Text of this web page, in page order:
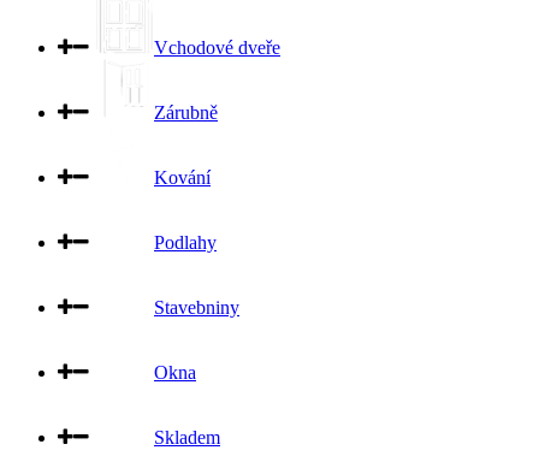
Vchodové dveře
Zárubně
Kování
Podlahy
Stavebniny
Okna
Skladem